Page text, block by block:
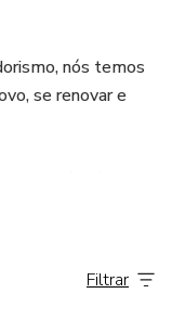
nós temos
se renovar e
grande queda
coragem de
Filtrar